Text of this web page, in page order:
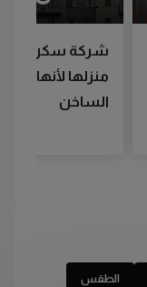
شركة سكن
منزلها لأنها لم
الساخن
الطقس